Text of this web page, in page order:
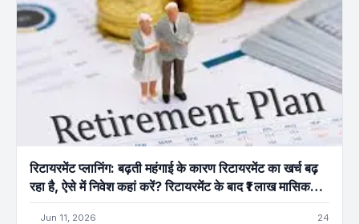
रिटायरमेंट प्लानिंग: बढ़ती महंगाई के कारण रिटायरमेंट का खर्च बढ़
रहा है, ऐसे में निवेश कहां करें? रिटायरमेंट के बाद ₹1 लाख मासिक
आय पाने के लिए ये सुरक्षित निवेश विकल्प हैं
Jun 11, 2026 24